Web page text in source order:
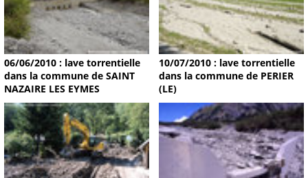
06/06/2010 : lave torrentielle
dans la commune de SAINT
NAZAIRE LES EYMES
10/07/2010 : lave torrentielle
dans la commune de PERIER
(LE)